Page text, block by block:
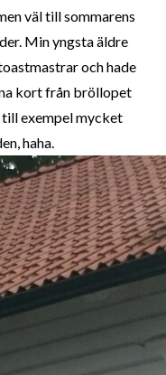
väl till sommarens
Min yngsta äldre
och hade
kort från bröllopet
till exempel mycket
haha.